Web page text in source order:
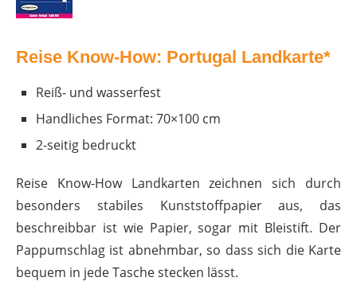
Reise Know-How: Portugal Landkarte*
Reiß- und wasserfest
Handliches Format: 70×100 cm
2-seitig bedruckt
Reise Know-How Landkarten zeichnen sich durch
besonders stabiles Kunststoffpapier aus, das
beschreibbar ist wie Papier, sogar mit Bleistift. Der
Pappumschlag ist abnehmbar, so dass sich die Karte
bequem in jede Tasche stecken lässt.